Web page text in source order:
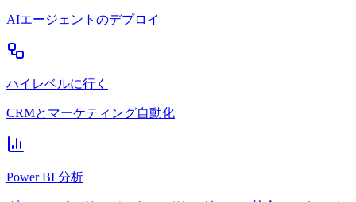
AIエージェントのデプロイ
ハイレベルに行く
CRMとマーケティング自動化
Power BI 分析